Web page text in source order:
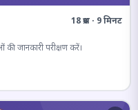
18 प्रश्न · 9 मिनट
की जानकारी परीक्षण करें।